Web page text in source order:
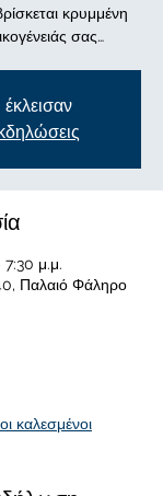
κρυμμένη
σας…
μ.μ.
Παλαιό Φάληρο
καλεσμένοι